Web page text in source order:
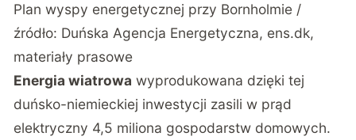
Plan wyspy energetycznej przy Bornholmie /
źródło: Duńska Agencja Energetyczna, ens.dk,
materiały prasowe
Energia wiatrowa wyprodukowana dzięki tej
duńsko-niemieckiej inwestycji zasili w prąd
elektryczny 4,5 miliona gospodarstw domowych.